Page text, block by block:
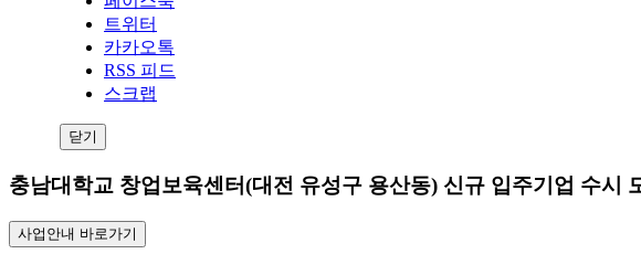
트위터
카카오톡
RSS 피드
스크랩
닫기
충남대학교 창업보육센터(대전 유성구 용산동) 신규 입주기업 수시
사업안내 바로가기